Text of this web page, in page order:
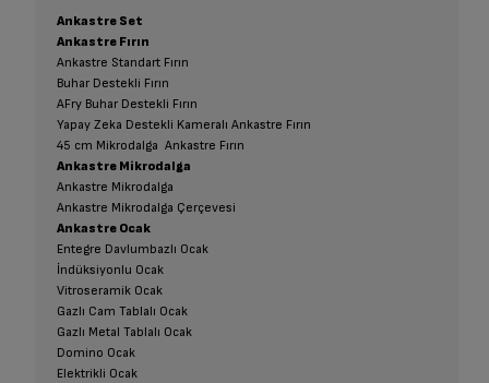
Ankastre Set
Ankastre Fırın
Ankastre Standart Fırın
Buhar Destekli Fırın
AFry Buhar Destekli Fırın
Yapay Zeka Destekli Kameralı Ankastre Fırın
45 cm Mikrodalga Ankastre Fırın
Ankastre Mikrodalga
Ankastre Mikrodalga
Ankastre Mikrodalga Çerçevesi
Ankastre Ocak
Entegre Davlumbazlı Ocak
İndüksiyonlu Ocak
Vitroseramik Ocak
Gazlı Cam Tablalı Ocak
Gazlı Metal Tablalı Ocak
Domino Ocak
Elektrikli Ocak